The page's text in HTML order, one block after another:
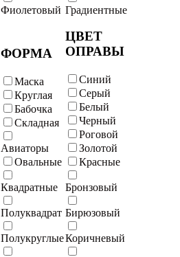
Фиолетовый Градиентные
ФОРМА
Маска
Круглая
Бабочка
Складная
Авиаторы
Овальные
Квадратные
Полуквадрат
Полукруглые
ЦВЕТ
ОПРАВЫ
Синий
Серый
Белый
Черный
Роговой
Золотой
Красные
Бронзовый
Бирюзовый
Коричневый